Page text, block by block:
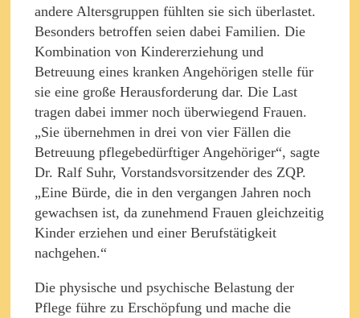
andere Altersgruppen fühlten sie sich überlastet.
Besonders betroffen seien dabei Familien. Die
Kombination von Kindererziehung und
Betreuung eines kranken Angehörigen stelle für
sie eine große Herausforderung dar. Die Last
tragen dabei immer noch überwiegend Frauen.
„Sie übernehmen in drei von vier Fällen die
Betreuung pflegebedürftiger Angehöriger“, sagte
Dr. Ralf Suhr, Vorstandsvorsitzender des ZQP.
„Eine Bürde, die in den vergangen Jahren noch
gewachsen ist, da zunehmend Frauen gleichzeitig
Kinder erziehen und einer Berufstätigkeit
nachgehen.“
Die physische und psychische Belastung der
Pflege führe zu Erschöpfung und mache die